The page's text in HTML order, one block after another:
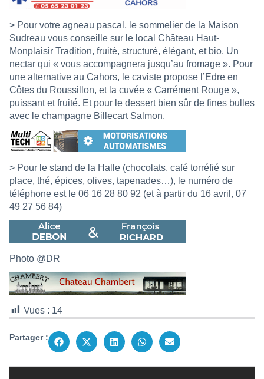
> Pour votre agneau pascal, le sommelier de la Maison
Sudreau vous conseille sur le local Château Haut-
Monplaisir Tradition, fruité, structuré, élégant, et bio. Un
nectar qui « vous accompagnera jusqu’au fromage ». Pour
une alternative au Cahors, le caviste propose l’Edre en
Côtes du Roussillon, et la cuvée « Carrément Rouge »,
puissant et fruité. Et pour le dessert bien sûr de fines bulles
avec le champagne Billecart Salmon.
> Pour le stand de la Halle (chocolats, café torréfié sur
place, thé, épices, olives, tapenades…), le numéro de
téléphone est le 06 16 28 80 92 (et à partir du 16 avril, 07
49 27 56 84)
Photo @DR
Vues : 14
Partager :